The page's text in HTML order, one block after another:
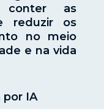
conter as
reduzir os
no meio
e na vida
por IA